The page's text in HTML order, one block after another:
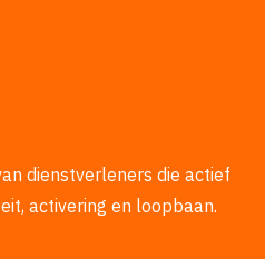
dienstverleners die actief
activering en loopbaan.